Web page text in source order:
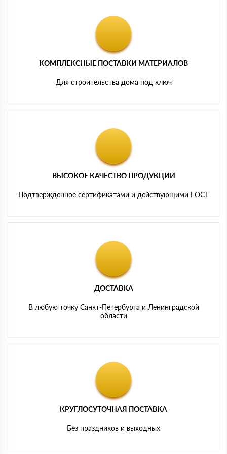
КОМПЛЕКСНЫЕ ПОСТАВКИ МАТЕРИАЛОВ
Для строительства дома под ключ
ВЫСОКОЕ КАЧЕСТВО ПРОДУКЦИИ
Подтвержденное сертификатами и действующими ГОСТ
ДОСТАВКА
В любую точку Санкт-Петербурга и Ленинградской
области
КРУГЛОСУТОЧНАЯ ПОСТАВКА
Без праздников и выходных